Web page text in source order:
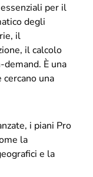
per il
degli
il
il calcolo
È una
una
i piani Pro
la
e la